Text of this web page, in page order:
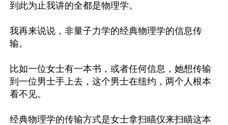
到此为止我讲的全都是物理学。
我再来说说，非量子力学的经典物理学的信息传
输。
比如一位女士有一本书，或者任何信息，她想传输
到一位男士手上去，这个男士在纽约，两个人根本
看不见。
经典物理学的传输方式是女士拿扫瞄仪来扫瞄这本